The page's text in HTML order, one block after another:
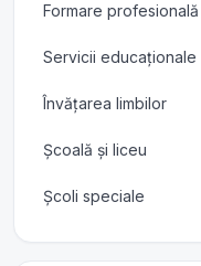
Formare profesională
Servicii educaționale
Învățarea limbilor
Școală și liceu
Școli speciale